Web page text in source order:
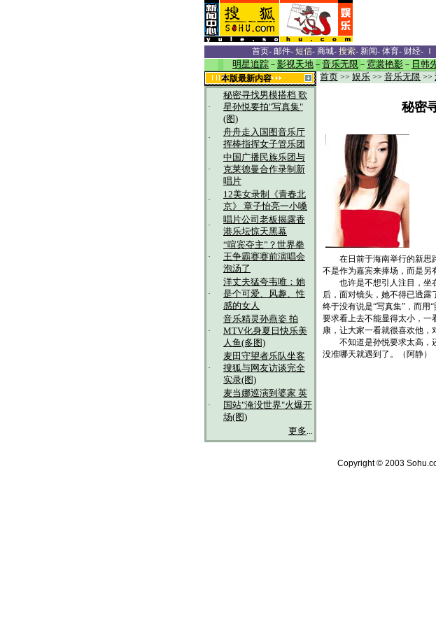
首页- 邮件- 短信- 商城- 搜索- 新闻- 体育- 财经- Ｉ
明星追踪 － 影视天地 － 音乐无限 － 霓裳艳影 － 日韩
本版最新内容
·
秘密寻找男模搭档 歌
星孙悦要拍"写真集"
(图)
·
舟舟走入国图音乐厅
挥棒指挥女子管乐团
·
中国广播民族乐团与
克莱德曼合作录制新
唱片
·
12美女录制《青春北
京》 章子怡亮一小嗓
·
唱片公司老板揭露香
港乐坛惊天黑幕
·
“喧宾夺主”？世界拳
王争霸赛赛前演唱会
泡汤了
·
洋丈夫猛夸韦唯：她
是个可爱、风趣、性
感的女人
·
音乐精灵孙燕姿 拍
MTV化身夏日快乐美
人鱼(多图)
·
麦田守望者乐队坐客
搜狐与网友访谈完全
实录(图)
·
麦当娜巡演到婆家 英
国站"淹没世界"火爆开
场(图)
更多...
首页 >> 娱乐 >> 音乐无限 >>
秘密
在日前于海南举行的新思
不是作为嘉宾来捧场，而是
也许是不想引人注目，坐在
后，面对镜头，她不得已透
终于没有说是“写真集”，而用
要求看上去不能显得太小，
康，让大家一看就很喜欢他，
不知道是孙悦要求太高，还
没准哪天就遇到了。（阿静）
Copyright © 2003